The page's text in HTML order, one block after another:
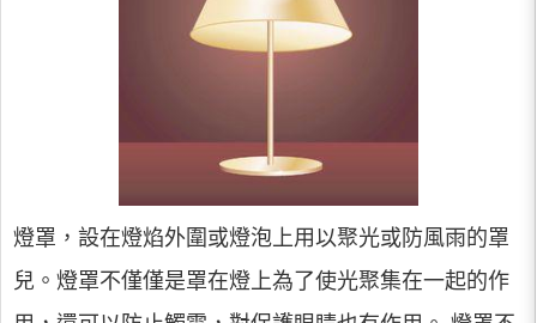
燈罩，設在燈焰外圍或燈泡上用以聚光或防風雨的罩
兒。燈罩不僅僅是罩在燈上為了使光聚集在一起的作